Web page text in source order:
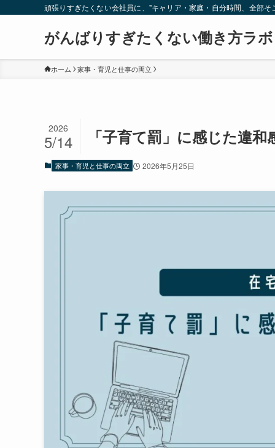
頑張りすぎたくない会社員に、"キャリア・家庭・自分時間、全部
がんばりすぎたくない働き方ラボ
ホーム 家事・育児と仕事の両立
「子育て罰」に感じた違
2026
5/14
家事・育児と仕事の両立 2026年5月25日